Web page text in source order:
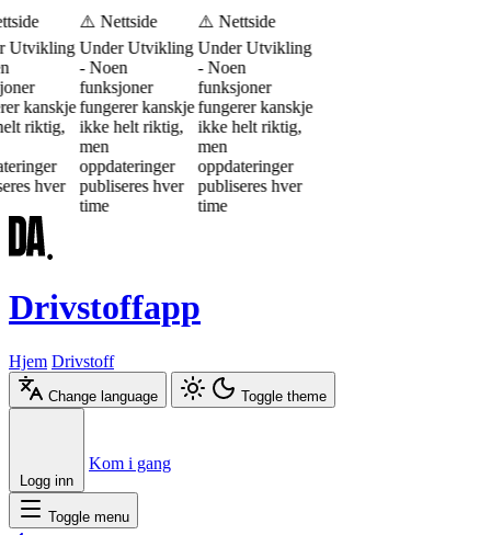
Utvikling
kanskje
riktig,
hver
⚠️ Nettside
Under Utvikling
- Noen
funksjoner
fungerer kanskje
ikke helt riktig,
men
oppdateringer
publiseres hver
time
⚠️ Nettside
Under Utvikling
- Noen
funksjoner
fungerer kanskje
ikke helt riktig,
men
oppdateringer
publiseres hver
time
Drivstoffapp
Hjem Drivstoff
Change language Toggle theme
Logg inn
Kom i gang
Toggle menu